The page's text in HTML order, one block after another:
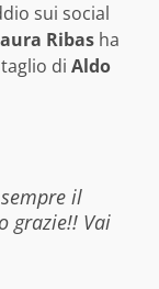
sui social
Ribas ha
di Aldo
il
grazie!! Vai